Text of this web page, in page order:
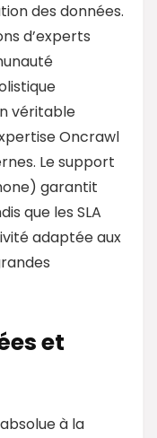
des données.
d’experts
véritable
Oncrawl
Le support
garantit
que les SLA
adaptée aux
et
à la